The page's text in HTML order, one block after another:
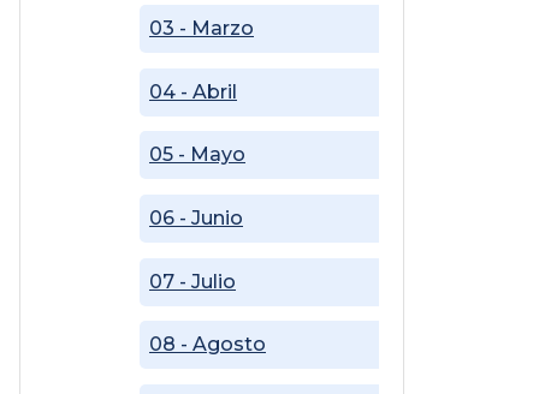
03 - Marzo
04 - Abril
05 - Mayo
06 - Junio
07 - Julio
08 - Agosto